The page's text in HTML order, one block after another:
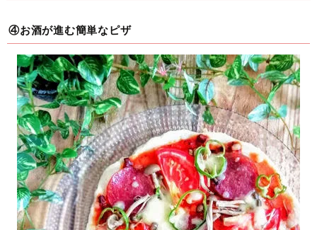
④お酒が進む簡単なピザ